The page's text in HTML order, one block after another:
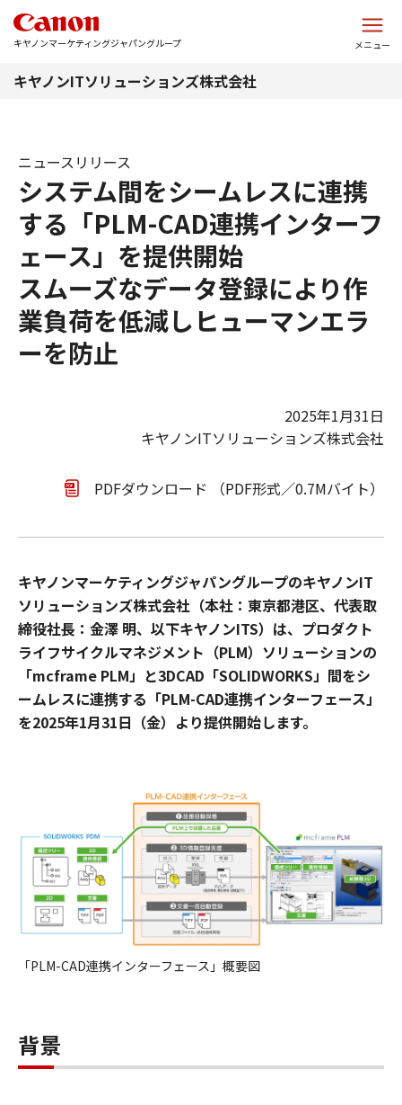
キヤノンマーケティングジャパングループ メニュー
キヤノンITソリューションズ株式会社
システム間をシームレスに連携
する「PLM-CAD連携インターフ
ェース」を提供開始
スムーズなデータ登録により作
業負荷を低減しヒューマンエラ
ーを防止
ニュースリリース
2025年1月31日
キヤノンITソリューションズ株式会社
PDFダウンロード （PDF形式／0.7Mバイト）
キヤノンマーケティングジャパングループのキヤノンIT
ソリューションズ株式会社（本社：東京都港区、代表取
締役社長：金澤 明、以下キヤノンITS）は、プロダクト
ライフサイクルマネジメント（PLM）ソリューションの
「mcframe PLM」と3DCAD「SOLIDWORKS」間をシ
ームレスに連携する「PLM-CAD連携インターフェース」
を2025年1月31日（金）より提供開始します。
「PLM-CAD連携インターフェース」概要図
背景